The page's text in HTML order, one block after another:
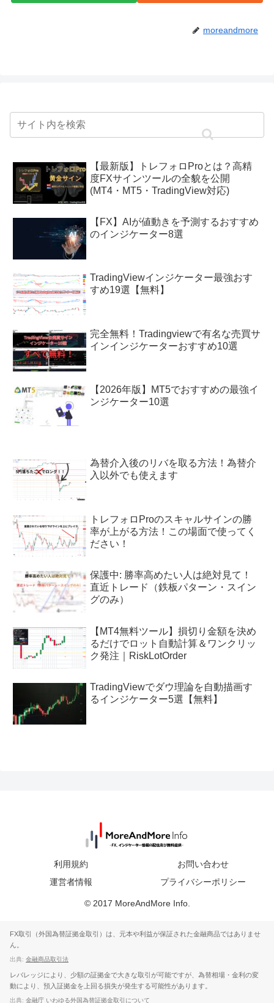
moreandmore
【最新版】トレフォロProとは？高精
度FXサインツールの全貌を公開
(MT4・MT5・TradingView対応)
【FX】AIが値動きを予測するおすすめ
のインジケーター8選
TradingViewインジケーター最強おす
すめ19選【無料】
完全無料！Tradingviewで有名な売買サ
インインジケーターおすすめ10選
【2026年版】MT5でおすすめの最強イ
ンジケーター10選
為替介入後のリバを取る方法！為替介
入以外でも使えます
トレフォロProのスキャルサインの勝
率が上がる方法！この場面で使ってく
ださい！
保護中: 勝率高めたい人は絶対見て！
直近トレード（鉄板パターン・スイン
グのみ）
【MT4無料ツール】損切り金額を決め
るだけでロット自動計算＆ワンクリッ
ク発注｜RiskLotOrder
TradingViewでダウ理論を自動描画す
るインジケーター5選【無料】
利用規約
お問い合わせ
運営者情報
プライバシーポリシー
© 2017 MoreAndMore Info.
FX取引（外国為替証拠金取引）は、元本や利益が保証された金融商品ではありませ
ん。
出典: 金融商品取引法
レバレッジにより、少額の証拠金で大きな取引が可能ですが、為替相場・金利の変
動により、預入証拠金を上回る損失が発生する可能性があります。
出典: 金融庁 いわゆる外国為替証拠金取引について